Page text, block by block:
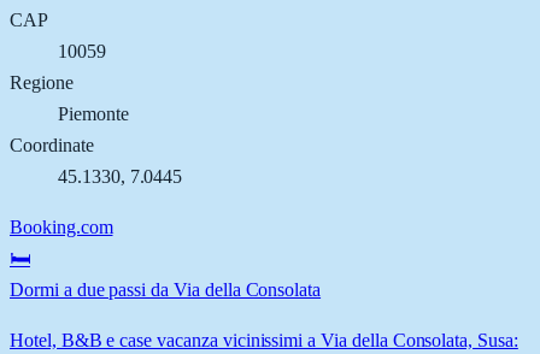
CAP
10059
Regione
Piemonte
Coordinate
45.1330, 7.0445
Booking.com
🛏️
Dormi a due passi da Via della Consolata
Hotel, B&B e case vacanza vicinissimi a Via della Consolata, Susa: